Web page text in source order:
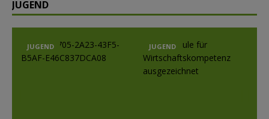
JUGEND
JUGEND JUGEND